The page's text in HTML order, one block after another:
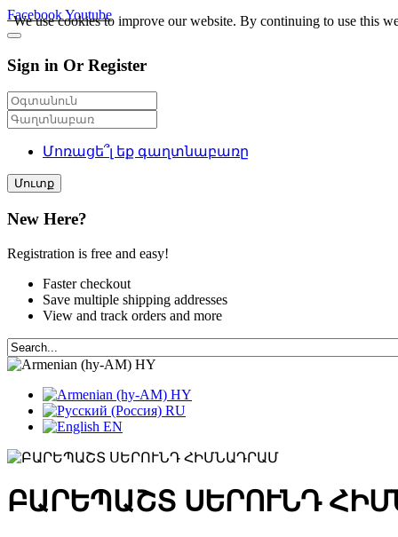
FacebookYoutube
Sign in Or Register
Մոռացե՞լ եք գաղտնաբառը
Մուտք
New Here?
Registration is free and easy!
Faster checkout
Save multiple shipping addresses
View and track orders and more
HY
HY
RU
EN
ԲԱՐԵՊԱՇՏ ՍԵՐՈՒՆԴ
We use cookies to improve our website. By continuing to use this